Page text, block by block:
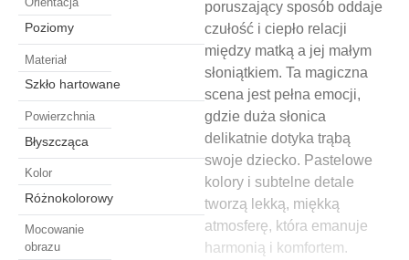
poruszający sposób oddaje
czułość i ciepło relacji
między matką a jej małym
słoniątkiem. Ta magiczna
scena jest pełna emocji,
gdzie duża słonica
delikatnie dotyka trąbą
swoje dziecko. Pastelowe
kolory i subtelne detale
tworzą lekką, miękką
atmosferę, która emanuje
harmonią i komfortem.
Poziomy
Materiał
Szkło hartowane
Powierzchnia
Błyszcząca
Kolor
Różnokolorowy
Mocowanie
obrazu